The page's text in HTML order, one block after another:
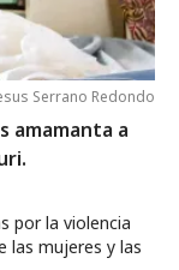
Serrano Redondo
amamanta a
por la violencia
las mujeres y las